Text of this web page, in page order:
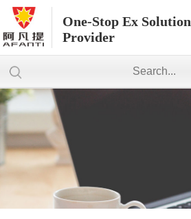
One-Stop Ex Solution
Provider